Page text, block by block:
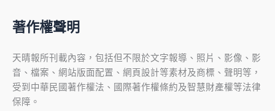
著作權聲明
天晴報所刊載內容，包括但不限於文字報導、照片、影像、影
音、檔案、網站版面配置、網頁設計等素材及商標、聲明等，
受到中華民國著作權法、國際著作權條約及智慧財產權等法律
保障。